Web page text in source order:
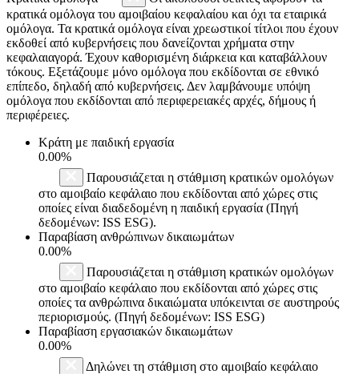
κρατικά ομόλογα του αμοιβαίου κεφαλαίου και όχι τα εταιρικά
ομόλογα. Τα κρατικά ομόλογα είναι χρεωστικοί τίτλοι που έχουν
εκδοθεί από κυβερνήσεις που δανείζονται χρήματα στην
κεφαλαιαγορά. Έχουν καθορισμένη διάρκεια και καταβάλλουν
τόκους. Εξετάζουμε μόνο ομόλογα που εκδίδονται σε εθνικό
επίπεδο, δηλαδή από κυβερνήσεις. Δεν λαμβάνουμε υπόψη
ομόλογα που εκδίδονται από περιφερειακές αρχές, δήμους ή
περιφέρειες.
Κράτη με παιδική εργασία
0.00%
Παρουσιάζεται η στάθμιση κρατικών ομολόγων
στο αμοιβαίο κεφάλαιο που εκδίδονται από χώρες στις
οποίες είναι διαδεδομένη η παιδική εργασία (Πηγή
δεδομένων: ISS ESG).
Παραβίαση ανθρώπινων δικαιωμάτων
0.00%
Παρουσιάζεται η στάθμιση κρατικών ομολόγων
στο αμοιβαίο κεφάλαιο που εκδίδονται από χώρες στις
οποίες τα ανθρώπινα δικαιώματα υπόκεινται σε αυστηρούς
περιορισμούς. (Πηγή δεδομένων: ISS ESG)
Παραβίαση εργασιακών δικαιωμάτων
0.00%
Δηλώνει τη στάθμιση στο αμοιβαίο κεφάλαιο